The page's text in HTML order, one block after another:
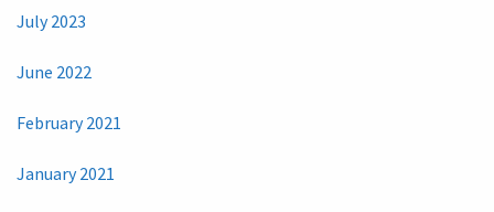
July 2023
June 2022
February 2021
January 2021